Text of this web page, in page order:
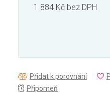
1 884 Kč bez DPH
Přidat k porovnání
Připomeň